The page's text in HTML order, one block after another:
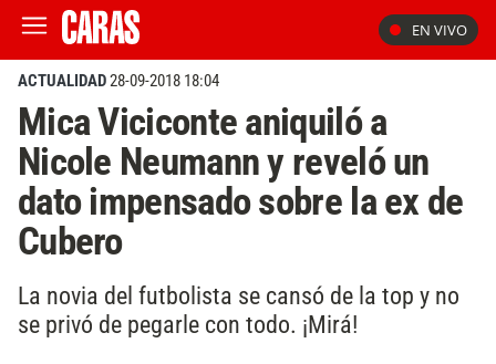
EN VIVO
ACTUALIDAD28-09-2018 18:04
Mica Viciconte aniquiló a
Nicole Neumann y reveló un
dato impensado sobre la ex de
Cubero
La novia del futbolista se cansó de la top y no
se privó de pegarle con todo. ¡Mirá!